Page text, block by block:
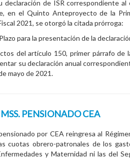
declaración de ISR correspondiente
en el Quinto Anteproyecto de la
2021, se otorgó la citada prórroga:
para la presentación de la
del artículo 150, primer párrafo de
su declaración anual
mayo de 2021.
PENSIONADO CEA
por CEA reingresa al
cuotas obrero-patronales de los
y Maternidad ni las del